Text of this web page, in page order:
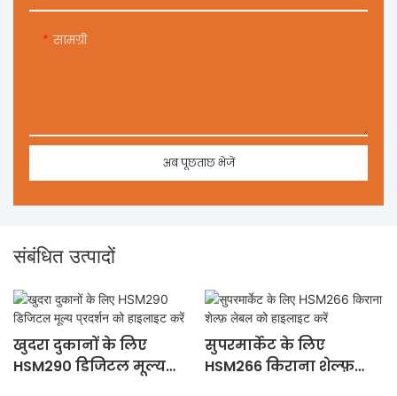
सामग्री
अब पूछताछ भेजें
संबंधित उत्पादों
खुदरा दुकानों के लिए
HSM290 डिजिटल मूल्य
सुपरमार्केट के लिए
HSM266 किराना शेल्फ़